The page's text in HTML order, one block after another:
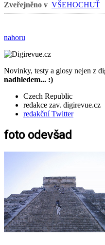
Zveřejněno v VŠEHOCHUŤ
nahoru
Novinky, testy a glosy nejen z
nadhledem... :)
Czech Republic
redakce zav. digirevue.cz
redakční Twitter
foto odevšad